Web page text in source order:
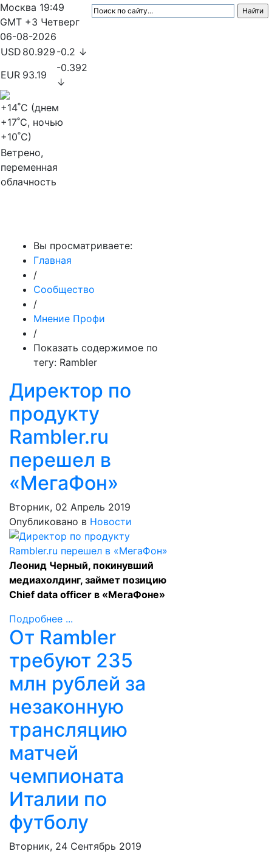
Москва 19:49
GMT +3 Четверг
06-08-2026
USD 80.929 -0.2 ↓
EUR 93.19
-0.392
↓
+14˚C (днем
+17˚C, ночью
+10˚C)
Ветрено,
переменная
облачность
Вы просматриваете:
Главная
/
Сообщество
/
Мнение Профи
/
Показать содержимое по
тегу: Rambler
Директор по
продукту
Rambler.ru
перешел в
«МегаФон»
Вторник, 02 Апрель 2019
Опубликовано в Новости
Леонид Черный, покинувший
медиахолдинг, займет позицию
Chief data officer в «МегаФоне»
Подробнее ...
От Rambler
требуют 235
млн рублей за
незаконную
трансляцию
матчей
чемпионата
Италии по
футболу
Вторник, 24 Сентябрь 2019